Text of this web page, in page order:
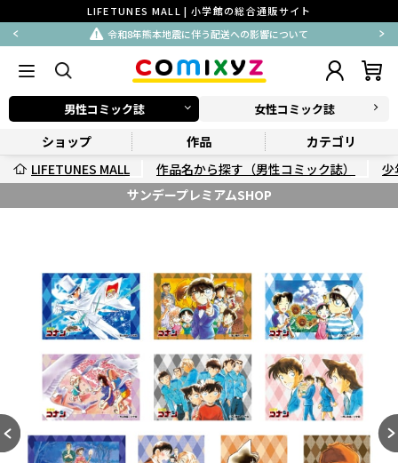
LIFETUNES MALL | 小学館の総合通販サイト
令和8年熊本地震に伴う配送への影響について
男性コミック誌 女性コミック誌
ショップ 作品
カテゴリ
LIFETUNES MALL
作品名から探す（男性コミック誌）
少
サンデープレミアムSHOP